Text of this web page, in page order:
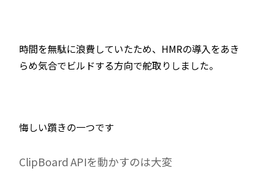
時間を無駄に浪費していたため、HMRの導入をあき
らめ気合でビルドする方向で舵取りしました。
悔しい躓きの一つです
ClipBoard APIを動かすのは大変